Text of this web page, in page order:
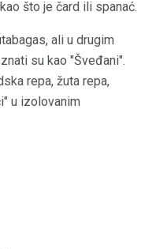
što je čard ili spanać.
ali u drugim
su kao "Šveđani".
repa, žuta repa,
u izolovanim